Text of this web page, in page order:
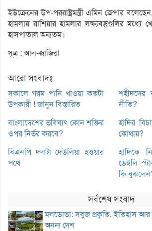
ইউক্রেনের উপ-পররাষ্ট্রমন্ত্রী এমিন জেপার
হামলায় রাশিয়ার হামলার লক্ষ্যবস্তুগুলির মধ্যে
হাসপাতাল অন্যতম।
সূত্র : আল-জাজিরা
আরো সংবাদঃ
সকালে গরম পানি খাওয়া কতটা
উপকারী ! জানুন বিস্তারিত
শহীদদের
নীতি?
বাংলাদেশের ভবিষ্যৎ কোন শক্তির
ওপর নির্ভর করবে?
হাদির
কোথায়?
বিএনপি দলটা দেউলিয়া হওয়ার
পথে
হাদিকে
ডেইলি
কি
সর্বশেষ সংবাদ
মলডোভা: সবুজ প্রকৃতি, ইতিহাস আর
অনন্য দেশ